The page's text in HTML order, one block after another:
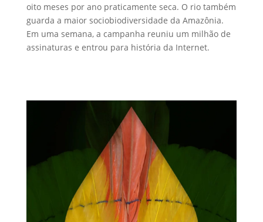
oito meses por ano praticamente seca. O rio também
guarda a maior sociobiodiversidade da Amazônia.
Em uma semana, a campanha reuniu um milhão de
assinaturas e entrou para história da Internet.